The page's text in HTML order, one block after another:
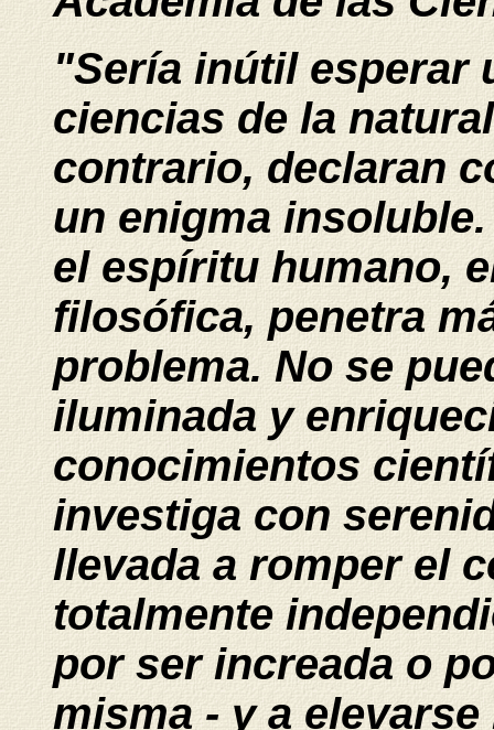
"Sería inútil esperar
ciencias de la
contrario, declaran
un enigma
el espíritu humano,
filosófica, penetra
problema. No se
iluminada y
conocimientos
investiga con
llevada a romper el
totalmente
por ser increada o
misma - y a